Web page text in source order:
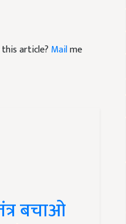
article? Mailme
बचाओ